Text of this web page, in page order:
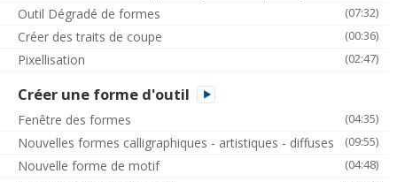
(07:32)
Outil Dégradé de formes
(00:36)
Créer des traits de coupe
(02:47)
Pixellisation
Créer une forme d'outil
(04:35)
Fenêtre des formes
(09:55)
Nouvelles formes calligraphiques - artistiques - diffuses
(04:48)
Nouvelle forme de motif